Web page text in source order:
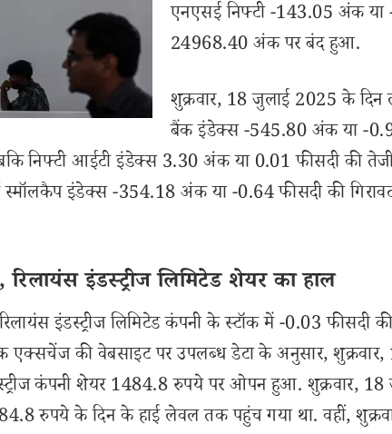
एनएसई निफ्टी -143.05 अंक या
24968.40 अंक पर बंद हुआ.
शुक्रवार, 18 जुलाई 2025 के
बैंक इंडेक्स -545.80 अंक या -
निफ्टी आईटी इंडेक्स 3.30 अंक या 0.01 फीसदी की
स्मॉलकैप इंडेक्स -354.18 अंक या -0.64 फीसदी की
इंडस्ट्रीज लिमिटेड शेयर का हाल
इंडस्ट्रीज लिमिटेड कंपनी के स्टॉक में -0.03
की वेबसाइट पर उपलब्ध डेटा के अनुसार,
कंपनी शेयर 1484.8 रुपये पर ओपन हुआ. शुक्रवार,
रुपये के दिन के हाई लेवल तक पहुंच गया था. वहीं,